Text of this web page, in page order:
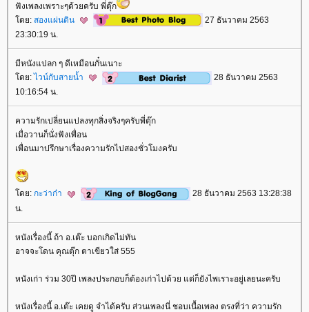
ฟังเพลงเพราะๆด้วยครับ พี่ตุ๊ก
ดย: สองแผ่นดิน
27 ธันวาคม 2563
23:30:19 น.
มีหนังแปลก ๆ ดีเหมือนกั๋นเนาะ
ดย: ไวน์กับสายน้ำ
28 ธันวาคม 2563
10:16:54 น.
ความรักเปลี่ยนแปลงทุกสิ่งจริงๆครับพี่ตุ๊ก
เมื่อวานก็นั่งฟังเพื่อน
เพื่อนมาปรึกษาเรื่องความรักไปสองชั่วโมงครับ
ดย: กะว่าก๋า
28 ธันวาคม 2563 13:28:38
น.
หนังเรื่องนี้ ถ้า อ.เต๊ะ บอกเกิดไม่ทัน
อาจจะโดน คุณตุ๊ก ตาเขียวใส่ 555
หนังเก่า ร่วม 30ปี เพลงประกอบก็ต้องเก่าไปด้วย แต่ก็ยังไพเราะอยู่เลยนะครับ
หนังเรื่องนี้ อ.เต๊ะ เคยดู จำได้ครับ ส่วนเพลงนี่ ชอบเนื้อเพลง ตรงที่ว่า ความรัก